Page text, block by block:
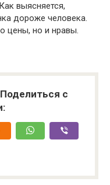
выясняется,
дороже человека.
цены, но и нравы.
с